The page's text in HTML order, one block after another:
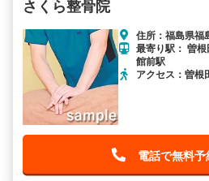
さくら整骨院
住所：福島県福
最寄り駅： 曽
館前駅
アクセス：曽根
電話で無料予